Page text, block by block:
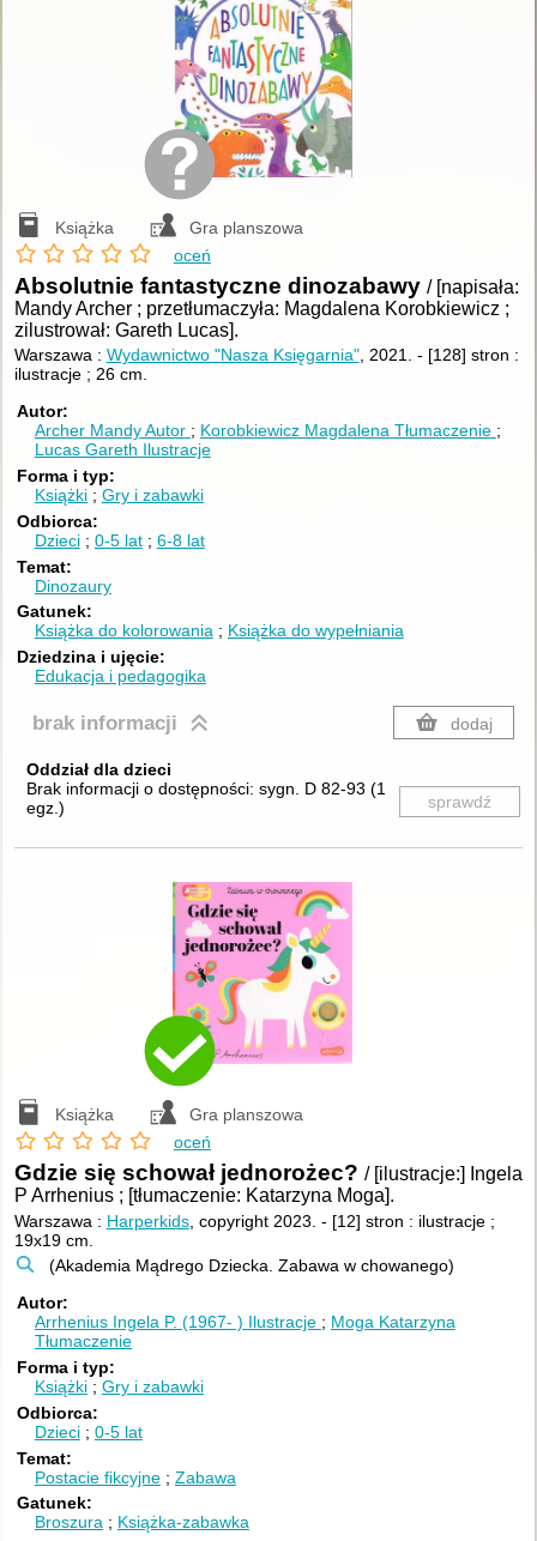
Książka
Gra planszowa
oceń
Absolutnie fantastyczne dinozabawy / [napisała:
Mandy Archer ; przetłumaczyła: Magdalena Korobkiewicz ;
zilustrował: Gareth Lucas].
Warszawa : Wydawnictwo "Nasza Księgarnia", 2021. - [128] stron :
ilustracje ; 26 cm.
Autor
Archer MandyAutor Korobkiewicz Magdalena Tłumaczenie
Lucas Gareth Ilustracje
Forma i typ
Książki
Gry i zabawki
Odbiorca
Dzieci
0-5 lat
6-8 lat
Temat
Dinozaury
Gatunek
Książka do kolorowania
Książka do wypełniania
Dziedzina i ujęcie
Edukacja i pedagogika
brak informacji dodaj
Oddział dla dzieci
Brak informacji o dostępności: sygn. D 82-93 (1
egz. ) sprawdź
Książka
Gra planszowa
oceń
Gdzie się schował jednorożec? / [ilustracje:] Ingela
P Arrhenius ; [tłumaczenie: Katarzyna Moga].
Warszawa : Harperkids, copyright 2023. - [12] stron : ilustracje ;
19x19 cm.
(Akademia Mądrego Dziecka. Zabawa w chowanego)
Autor
Arrhenius Ingela P. (1967- ) Ilustracje
Moga Katarzyna
Tłumaczenie
Forma i typ
Książki
Gry i zabawki
Odbiorca
Dzieci
0-5 lat
Temat
Postacie fikcyjne
Zabawa
Gatunek
Broszura
Książka-zabawka